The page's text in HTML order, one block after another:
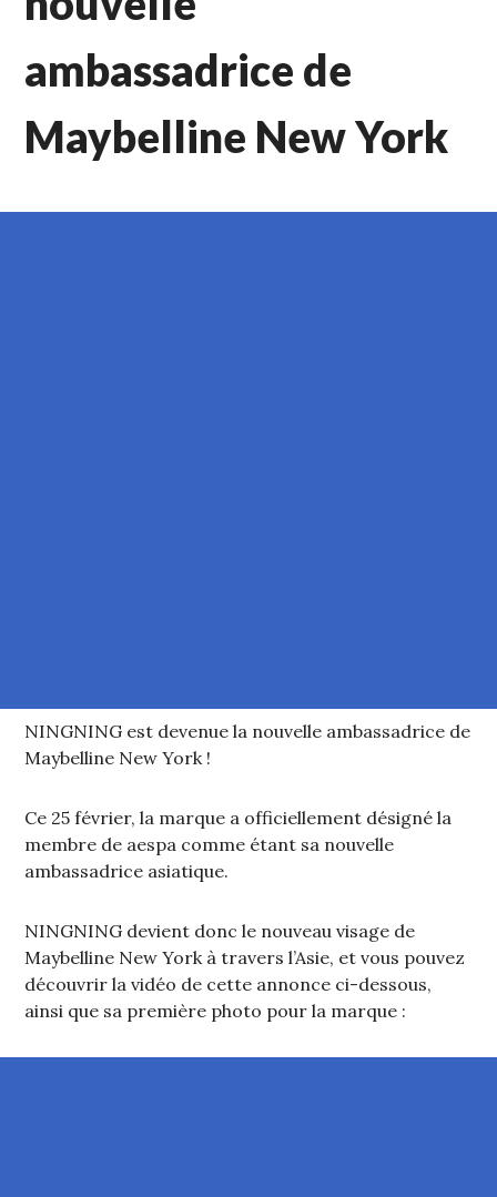
ambassadrice de
Maybelline New York
NINGNING est devenue la nouvelle ambassadrice de
Maybelline New York !
Ce 25 février, la marque a officiellement désigné la
membre de aespa comme étant sa nouvelle
ambassadrice asiatique.
NINGNING devient donc le nouveau visage de
Maybelline New York à travers l’Asie, et vous pouvez
découvrir la vidéo de cette annonce ci-dessous,
ainsi que sa première photo pour la marque :